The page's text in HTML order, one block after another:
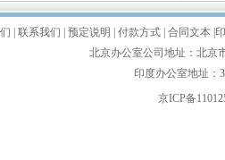
联系我们 预定说明 付款方式| 合同文本|
北京办公室公司地址：北京
印度办公室地址：
京ICP备